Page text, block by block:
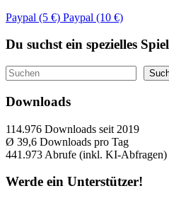
Paypal (5 €) Paypal (10 €)
Du suchst ein spezielles
Suchen
Downloads
114.976 Downloads seit 2019
Ø 39,6 Downloads pro Tag
441.973 Abrufe (inkl. KI-Abfragen)
Werde ein Unterstützer!